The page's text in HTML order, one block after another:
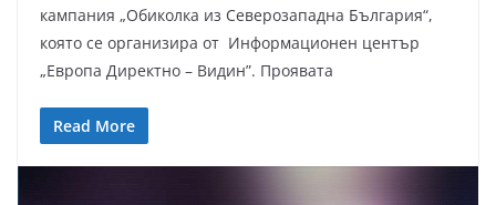
кампания „Обиколка из Северозападна България“,
която се организира от Информационен център
„Европа Директно – Видин”. Проявата
Read More